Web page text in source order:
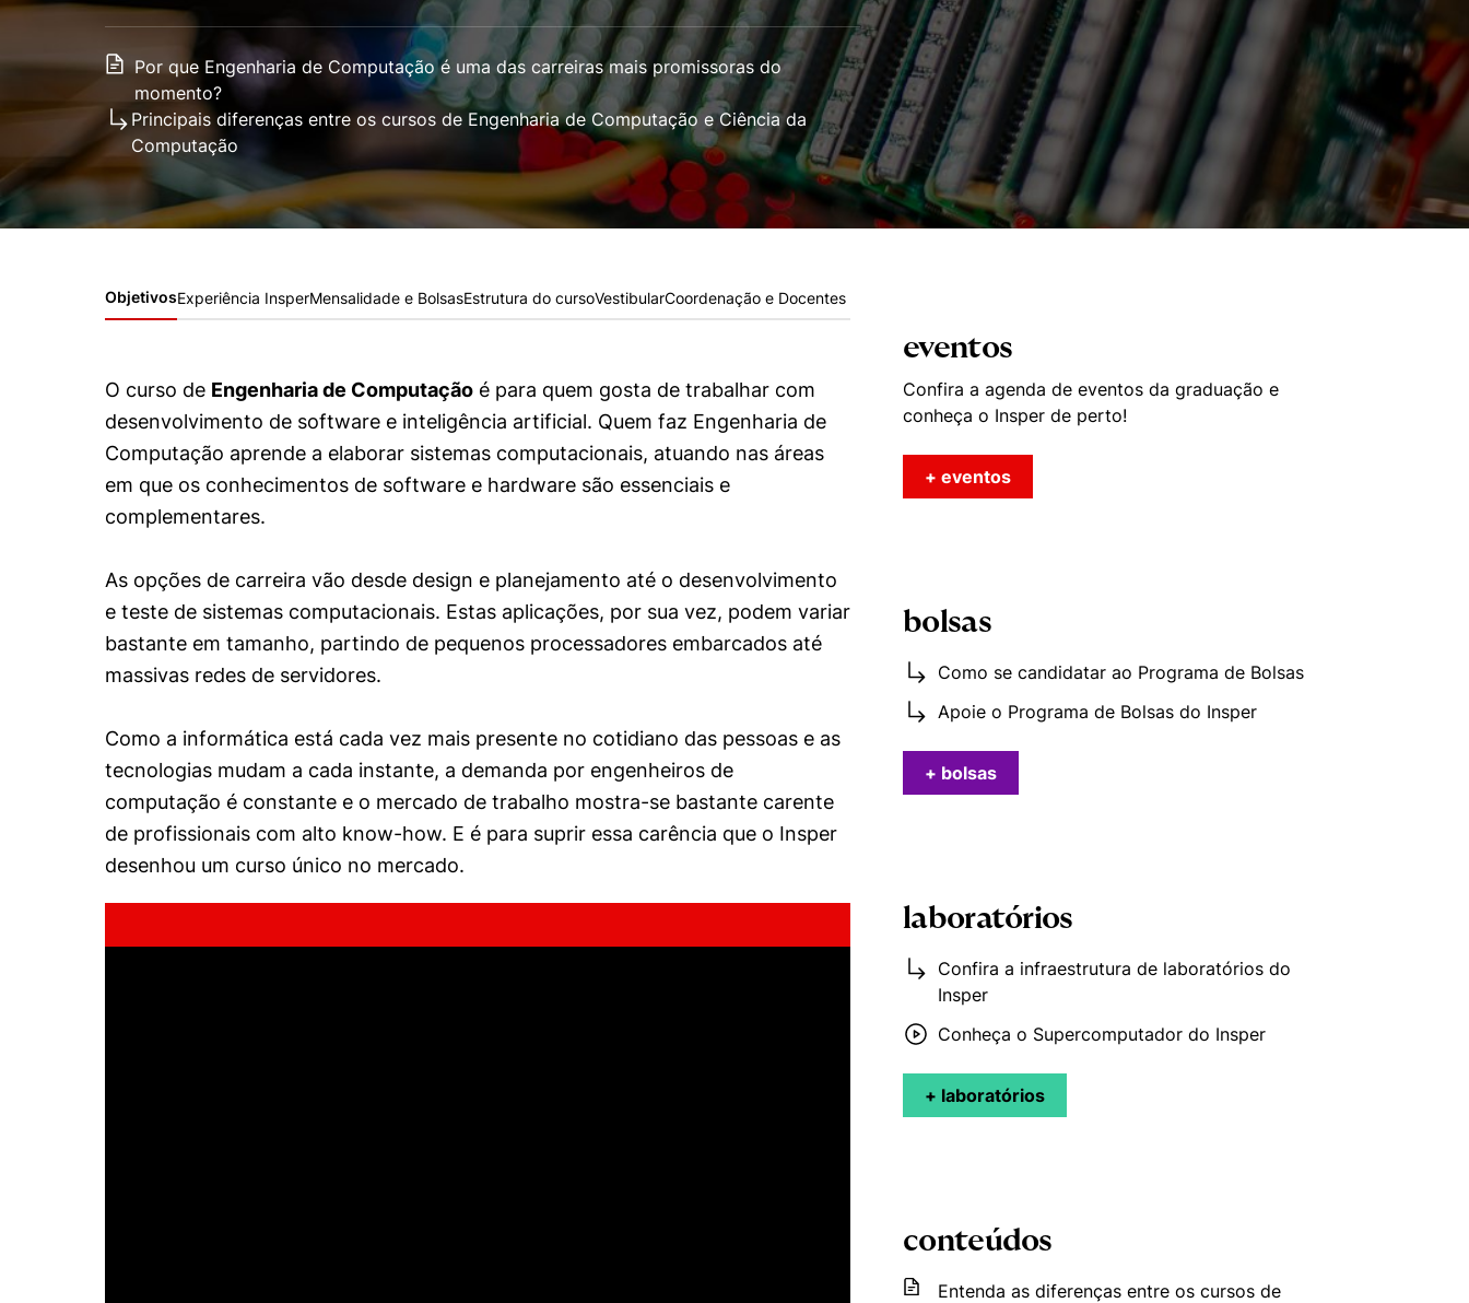
Conhecimento
Hub de Inovação e
Empreendedorismo
Women in Action
Trabalhe conosco
Repositório Institucional
Pesquisa na Graduação
Seminários Acadêmicos
Comitê de Ética em
Pesquisa
Linkedin
Por que Engenharia de Computação é uma das carreiras mais promissoras do
momento?
Principais diferenças entre os cursos de Engenharia de Computação e Ciência da
Computação
ObjetivosExperiência InsperMensalidade e BolsasEstrutura do cursoVestibularCoordenação e Docentes
O curso de Engenharia de Computação é para quem gosta de trabalhar com
desenvolvimento de software e inteligência artificial. Quem faz Engenharia de
Computação aprende a elaborar sistemas computacionais, atuando nas áreas
em que os conhecimentos de software e hardware são essenciais e
complementares.
As opções de carreira vão desde design e planejamento até o desenvolvimento
e teste de sistemas computacionais. Estas aplicações, por sua vez, podem variar
bastante em tamanho, partindo de pequenos processadores embarcados até
massivas redes de servidores.
Como a informática está cada vez mais presente no cotidiano das pessoas e as
tecnologias mudam a cada instante, a demanda por engenheiros de
computação é constante e o mercado de trabalho mostra-se bastante carente
de profissionais com alto know-how. E é para suprir essa carência que o Insper
desenhou um curso único no mercado.
eventos
Confira a agenda de eventos da graduação e
conheça o Insper de perto!
+ eventos
bolsas
Como se candidatar ao Programa de Bolsas
Apoie o Programa de Bolsas do Insper
+ bolsas
laboratórios
Confira a infraestrutura de laboratórios do
Insper
Conheça o Supercomputador do Insper
+ laboratórios
conteúdos
Entenda as diferenças entre os cursos de